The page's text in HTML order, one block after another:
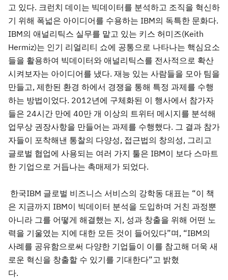
고 있다. 크런치 데이는 빅데이터를 분석하고 조직을 혁신하
기 위해 폭넓은 아이디어를 수용하는 IBM의 독특한 문화다.
IBM의 애널리틱스 실무를 맡고 있는 키스 허미즈(Keith
Hermiz)는 인기 리얼리티 쇼에 공통으로 나타나는 핵심요소
들을 활용하여 빅데이터와 애널리틱스를 전사적으로 확산
시켜보자는 아이디어를 냈다. 재능 있는 사람들을 모아 팀을
만들고, 제한된 환경 하에서 경쟁을 통해 특정 과제를 수행
하는 방법이었다. 2012년에 구체화된 이 행사에서 참가자
들은 24시간 만에 40만 개 이상의 트위터 메시지를 분석해
업무상 권장사항을 만들어는 과제를 수행했다. 그 결과 참가
자들이 포착해낸 통찰의 다양성, 접근법의 창의성, 그리고
글로벌 협업에 사용되는 여러 가지 툴은 IBM이 보다 스마트
한 기업으로 거듭나는 촉매제가 되었다.
한국IBM 글로벌 비즈니스 서비스의 강학동 대표는 “이 책
은 지금까지 IBM이 빅데이터 분석을 도입하며 거친 과정뿐
아니라 그를 어떻게 해결했는 지, 성과 창출을 위해 어떤 노
력을 기울였는 지에 대한 모든 것이 들어있다”며, “IBM의
사례를 공유함으로써 다양한 기업들이 이를 참고해 더욱 새
로운 혁신을 창출할 수 있기를 기대한다”고 밝혔
다.